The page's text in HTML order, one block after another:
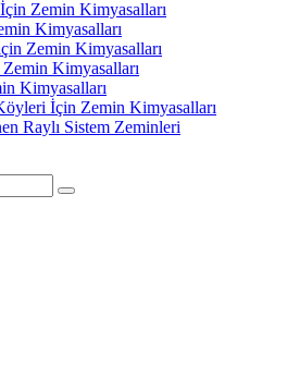
Zemin Kimyasalları
Kimyasalları
Zemin Kimyasalları
Kimyasalları
Kimyasalları
İçin Zemin Kimyasalları
Raylı Sistem Zeminleri